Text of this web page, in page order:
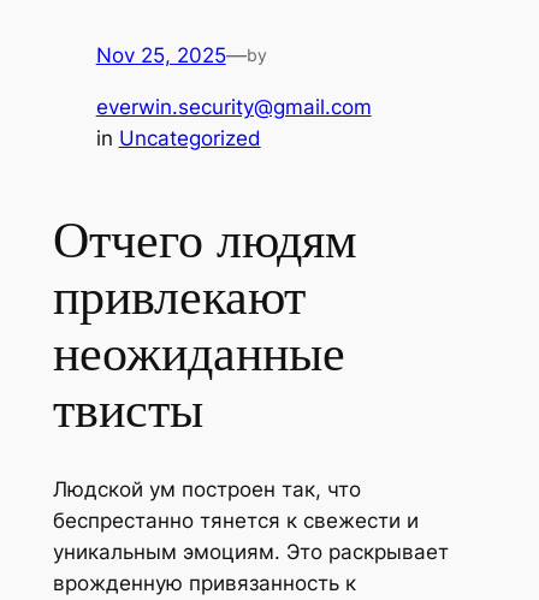
Nov 25, 2025—by
everwin.security@gmail.com
in Uncategorized
Отчего людям
привлекают
неожиданные
твисты
Людской ум построен так, что
беспрестанно тянется к свежести и
уникальным эмоциям. Это раскрывает
врожденную привязанность к